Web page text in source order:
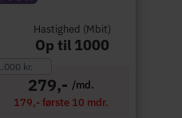
Hastighed (Mbit)
Op til 1000
kr.
279,- /md.
179,- første 10 mdr.